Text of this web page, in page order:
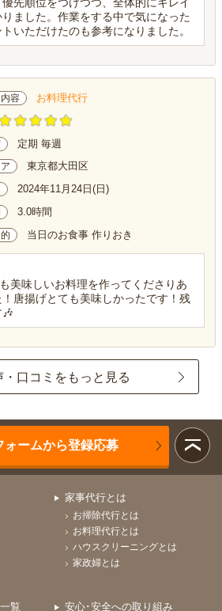
ました。作業をする中で気になった
いただけたのも参考になりました。
容 お料理代行
定期 毎週
東京都大田区
2024年11月24日(日)
3.0時間
当日のお食事 作りおき
美味しいお料理を作ってくださりあ
唐揚げとても美味しかったです！残
・口コミをもっと見る
ォームから登録応募
家事代行とは
お掃除代行とは
お料理代行とは
ハウスクリーニングとは
家政婦とは
覧 安心･安全への取り組み